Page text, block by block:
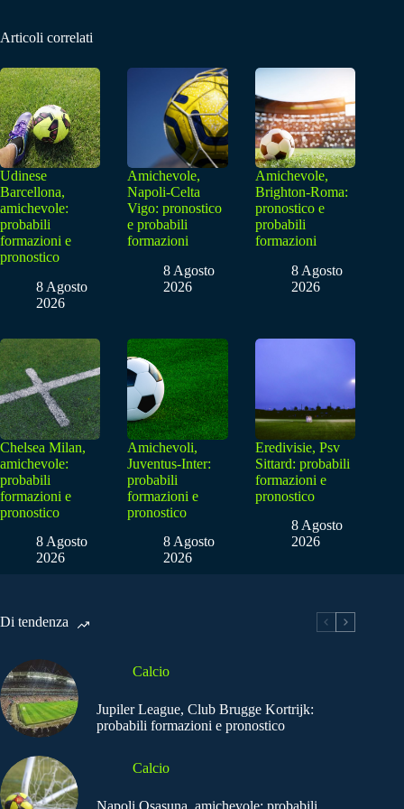
Articoli correlati
Udinese
Barcellona,
amichevole:
probabili
formazioni e
pronostico
8 Agosto
2026
Amichevole,
Napoli-Celta
Vigo: pronostico
e probabili
formazioni
8 Agosto
2026
Amichevole,
Brighton-Roma:
pronostico e
probabili
formazioni
8 Agosto
2026
Chelsea Milan,
amichevole:
probabili
formazioni e
pronostico
8 Agosto
2026
Amichevoli,
Juventus-Inter:
probabili
formazioni e
pronostico
8 Agosto
2026
Eredivisie, Psv
Sittard: probabili
formazioni e
pronostico
8 Agosto
2026
Di tendenza
Calcio
Jupiler League, Club Brugge Kortrijk:
probabili formazioni e pronostico
Calcio
Napoli Osasuna, amichevole: probabili